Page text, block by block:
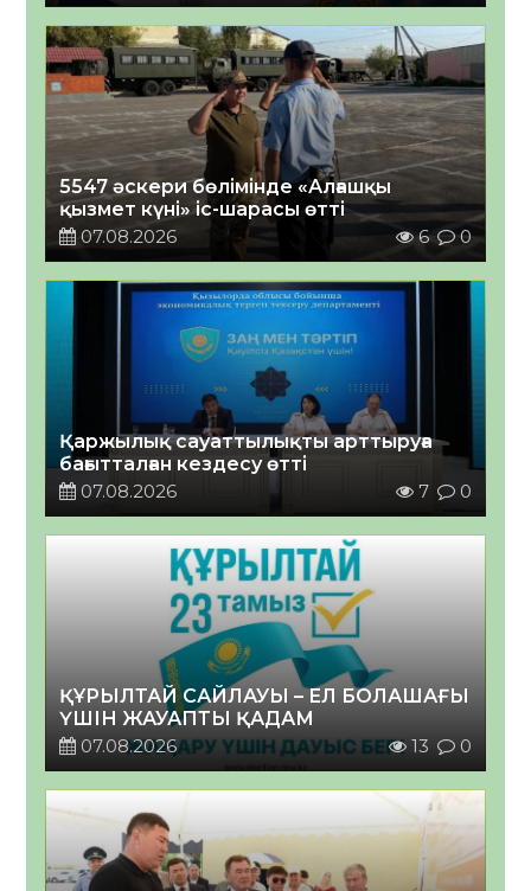
5547 әскери бөлімінде «Алғашқы
қызмет күні» іс-шарасы өтті
07.08.2026
6 0
Қаржылық сауаттылықты арттыруға
бағытталған кездесу өтті
07.08.2026
7 0
ҚҰРЫЛТАЙ САЙЛАУЫ – ЕЛ БОЛАШАҒЫ
ҮШІН ЖАУАПТЫ ҚАДАМ
07.08.2026
13 0